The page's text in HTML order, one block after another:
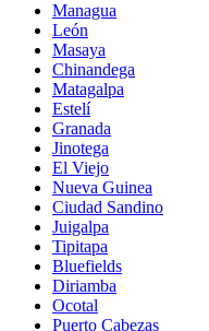
Managua
León
Masaya
Chinandega
Matagalpa
Estelí
Granada
Jinotega
El Viejo
Nueva Guinea
Ciudad Sandino
Juigalpa
Tipitapa
Bluefields
Diriamba
Ocotal
Puerto Cabezas